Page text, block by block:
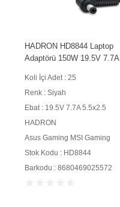
HADRON HD8844 Laptop
Adaptörü 150W 19.5V 7.7A
Koli İçi Adet : 25
Renk : Siyah
Ebat : 19.5V 7.7A 5.5x2.5
HADRON
Asus Gaming MSI Gaming
Stok Kodu : HD8844
Barkodu : 8680469025572